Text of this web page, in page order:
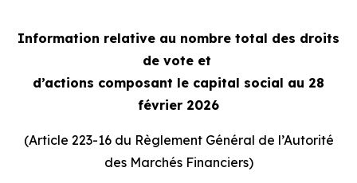
Information relative au nombre total des droits
de vote et
d’actions composant le capital social au 28
février 2026
(Article 223-16 du Règlement Général de l’Autorité
des Marchés Financiers)